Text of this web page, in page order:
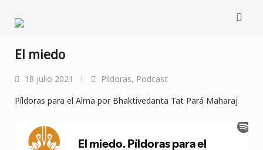
contenido
El miedo
18 julio 2021 Píldoras, Podcast
Píldoras para el Alma por Bhaktivedanta Tat Pará Maharaj